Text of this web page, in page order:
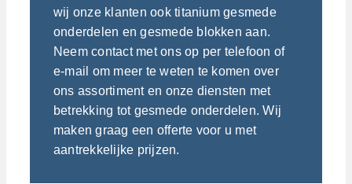
Contact
Gewichtscalculator
wij onze klanten ook titanium gesmede
onderdelen en gesmede blokken aan.
Neem contact met ons op per telefoon of
e-mail om meer te weten te komen over
ons assortiment en onze diensten met
betrekking tot gesmede onderdelen. Wij
maken graag een offerte voor u met
aantrekkelijke prijzen.